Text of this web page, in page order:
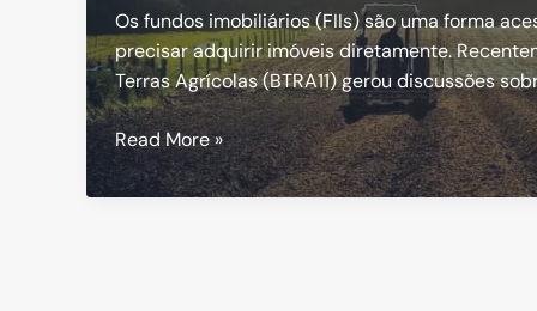
Os fundos imobiliários (FIIs) são uma forma
precisar adquirir imóveis diretamente.
Terras Agrícolas (BTRA11) gerou discussões
BTG
Pactual
(BTRA11):
Read More »